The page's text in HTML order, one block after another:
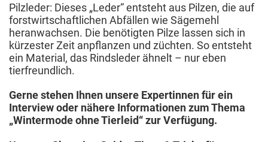
Pilzleder: Dieses „Leder“ entsteht aus Pilzen, die auf
forstwirtschaftlichen Abfällen wie Sägemehl
heranwachsen. Die benötigten Pilze lassen sich in
kürzester Zeit anpflanzen und züchten. So entsteht
ein Material, das Rindsleder ähnelt – nur eben
tierfreundlich.
Gerne stehen Ihnen unsere Expertinnen für ein
Interview oder nähere Informationen zum Thema
„Wintermode ohne Tierleid“ zur Verfügung.